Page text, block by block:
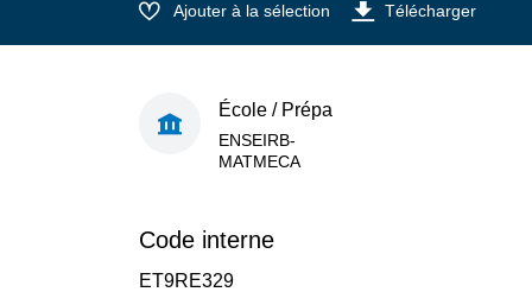
Ajouter à la sélection Télécharger
École / Prépa
ENSEIRB-
MATMECA
Code interne
ET9RE329